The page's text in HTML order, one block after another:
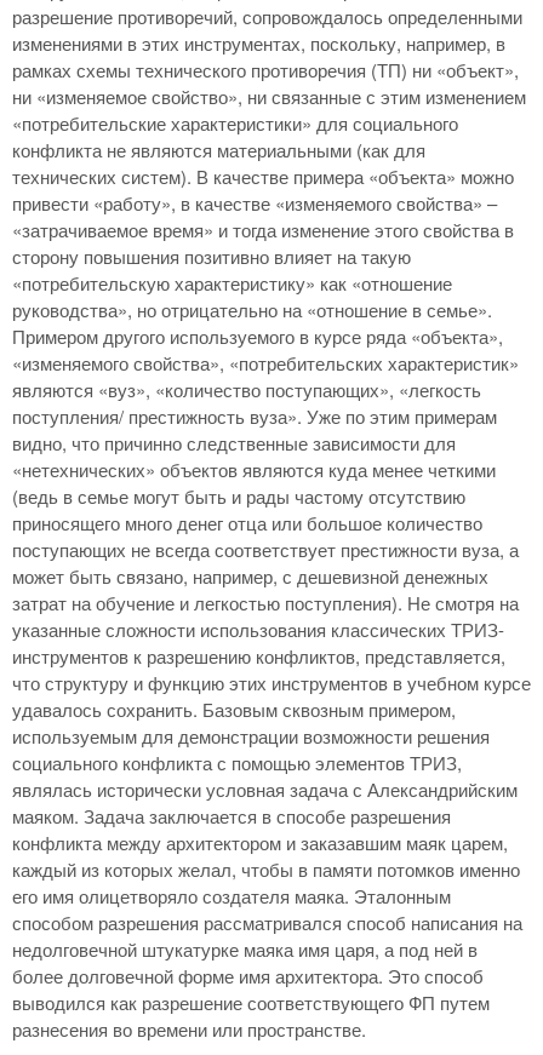
разрешение противоречий, сопровождалось определенными
изменениями в этих инструментах, поскольку, например, в
рамках схемы технического противоречия (ТП) ни «объект»,
ни «изменяемое свойство», ни связанные с этим изменением
«потребительские характеристики» для социального
конфликта не являются материальными (как для
технических систем). В качестве примера «объекта» можно
привести «работу», в качестве «изменяемого свойства» –
«затрачиваемое время» и тогда изменение этого свойства в
сторону повышения позитивно влияет на такую
«потребительскую характеристику» как «отношение
руководства», но отрицательно на «отношение в семье».
Примером другого используемого в курсе ряда «объекта»,
«изменяемого свойства», «потребительских характеристик»
являются «вуз», «количество поступающих», «легкость
поступления/ престижность вуза». Уже по этим примерам
видно, что причинно следственные зависимости для
«нетехнических» объектов являются куда менее четкими
(ведь в семье могут быть и рады частому отсутствию
приносящего много денег отца или большое количество
поступающих не всегда соответствует престижности вуза, а
может быть связано, например, с дешевизной денежных
затрат на обучение и легкостью поступления). Не смотря на
указанные сложности использования классических ТРИЗ-
инструментов к разрешению конфликтов, представляется,
что структуру и функцию этих инструментов в учебном курсе
удавалось сохранить. Базовым сквозным примером,
используемым для демонстрации возможности решения
социального конфликта с помощью элементов ТРИЗ,
являлась исторически условная задача с Александрийским
маяком. Задача заключается в способе разрешения
конфликта между архитектором и заказавшим маяк царем,
каждый из которых желал, чтобы в памяти потомков именно
его имя олицетворяло создателя маяка. Эталонным
способом разрешения рассматривался способ написания на
недолговечной штукатурке маяка имя царя, а под ней в
более долговечной форме имя архитектора. Это способ
выводился как разрешение соответствующего ФП путем
разнесения во времени или пространстве.